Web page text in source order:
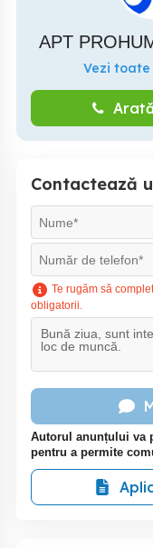
APT
Vezi
Contactează
Te rugăm să
obligatorii.
Autorul anunțului va
pentru a permite